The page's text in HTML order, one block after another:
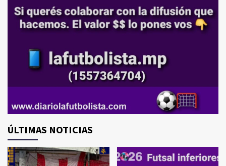
ÚLTIMAS NOTICIAS